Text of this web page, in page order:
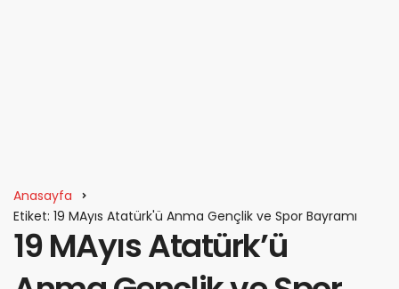
Anasayfa
Etiket: 19 MAyıs Atatürk'ü Anma Gençlik ve Spor Bayramı
19 MAyıs Atatürk’ü